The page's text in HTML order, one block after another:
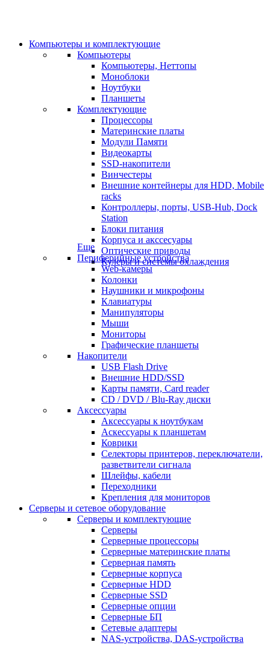
Компьютеры и комплектующие
Компьютеры
Компьютеры, Неттопы
Моноблоки
Ноутбуки
Планшеты
Комплектующие
Процессоры
Материнские платы
Модули Памяти
Видеокарты
SSD-накопители
Винчестеры
Внешние контейнеры для HDD, Mobile
racks
Контроллеры, порты, USB-Hub, Dock
Station
Блоки питания
Корпуса и акссесуары
Оптические приводы
Кулеры и системы охлаждения
Еще
Периферийные устройства
Web-камеры
Колонки
Наушники и микрофоны
Клавиатуры
Манипуляторы
Мыши
Мониторы
Графические планшеты
Накопители
USB Flash Drive
Внешние HDD/SSD
Карты памяти, Card reader
CD / DVD / Blu-Ray диски
Аксессуары
Аксессуары к ноутбукам
Аскессуары к планшетам
Коврики
Селекторы принтеров, переключатели,
разветвители сигнала
Шлейфы, кабели
Переходники
Крепления для мониторов
Серверы и сетевое оборудование
Серверы и комплектующие
Серверы
Серверные процессоры
Серверные материнские платы
Серверная память
Серверные корпуса
Серверные HDD
Серверные SSD
Серверные опции
Серверные БП
Сетевые адаптеры
NAS-устройства, DAS-устройства